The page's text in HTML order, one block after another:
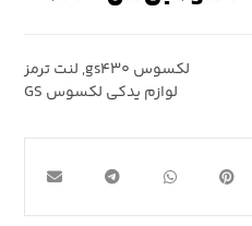
لکسوس gs۴۳۰ , لنت ترمز
لوازم یدکی لکسوس GS